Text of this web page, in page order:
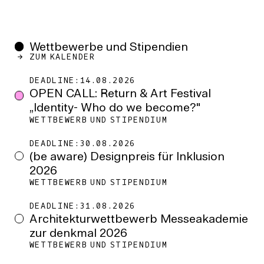
Wettbewerbe und Stipendien
ZUM KALENDER
14.08.2026
OPEN CALL: Return & Art Festival
„Identity- Who do we become?"
WETTBEWERB UND STIPENDIUM
30.08.2026
(be aware) Designpreis für Inklusion
2026
WETTBEWERB UND STIPENDIUM
31.08.2026
Architekturwettbewerb Messeakademie
zur denkmal 2026
WETTBEWERB UND STIPENDIUM